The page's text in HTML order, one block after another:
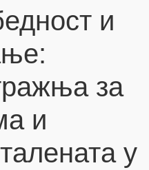
и
за
и
у